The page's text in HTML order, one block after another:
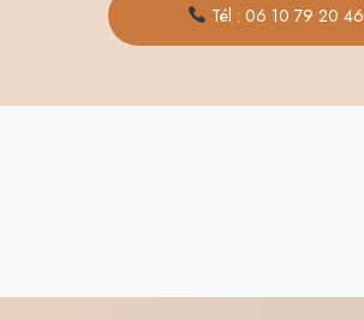
Tél : 06 10 79 20 46